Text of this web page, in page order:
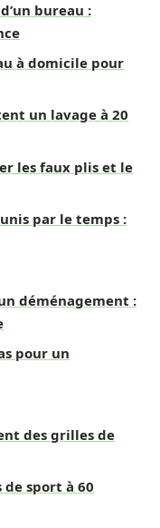
bureau :
à domicile pour
un lavage à 20
les faux plis et le
par le temps :
déménagement :
pour un
des grilles de
sport à 60